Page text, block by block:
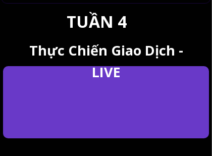
Thực Chiến Giao Dịch -
LIVE
TUẦN 4